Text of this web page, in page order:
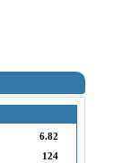
6.82
124